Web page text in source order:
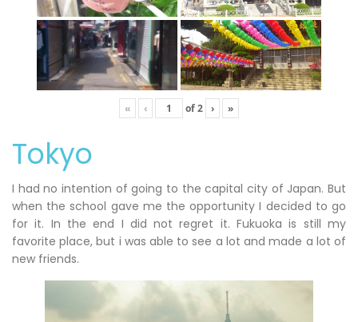
« ‹ of2 › »
Tokyo
I had no intention of going to the capital city of Japan. But
when the school gave me the opportunity I decided to go
for it. In the end I did not regret it. Fukuoka is still my
favorite place, but i was able to see a lot and made a lot of
new friends.